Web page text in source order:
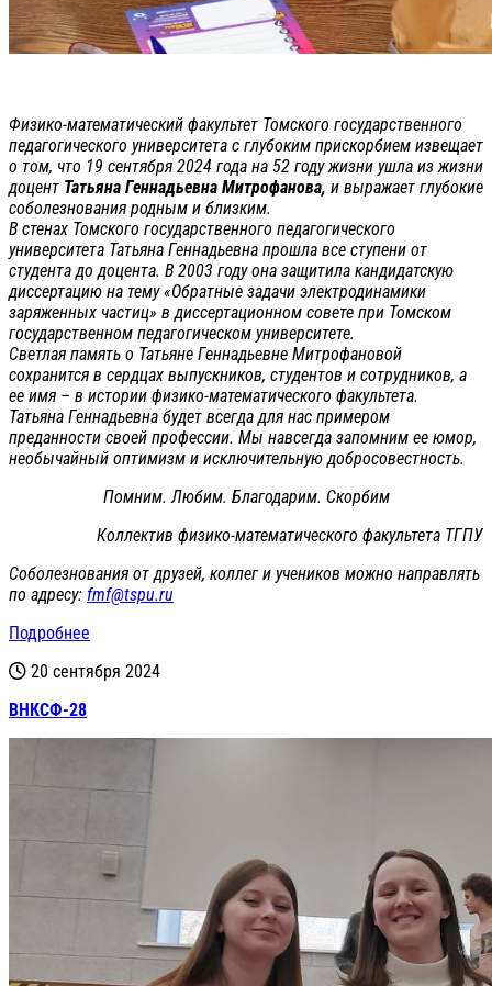
Физико-математический факультет Томского государственного
педагогического университета с глубоким прискорбием извещает
о том, что 19 сентября 2024 года на 52 году жизни ушла из жизни
доцент Татьяна Геннадьевна Митрофанова, и выражает глубокие
соболезнования родным и близким.
В стенах Томского государственного педагогического
университета Татьяна Геннадьевна прошла все ступени от
студента до доцента. В 2003 году она защитила кандидатскую
диссертацию на тему «Обратные задачи электродинамики
заряженных частиц» в диссертационном совете при Томском
государственном педагогическом университете.
Светлая память о Татьяне Геннадьевне Митрофановой
сохранится в сердцах выпускников, студентов и сотрудников, а
ее имя – в истории физико-математического факультета.
Татьяна Геннадьевна будет всегда для нас примером
преданности своей профессии. Мы навсегда запомним ее юмор,
необычайный оптимизм и исключительную добросовестность.
Помним. Любим. Благодарим. Скорбим
Коллектив физико-математического факультета ТГПУ
Соболезнования от друзей, коллег и учеников можно направлять
по адресу: fmf@tspu.ru
Подробнее
20 сентября 2024
ВНКСФ-28